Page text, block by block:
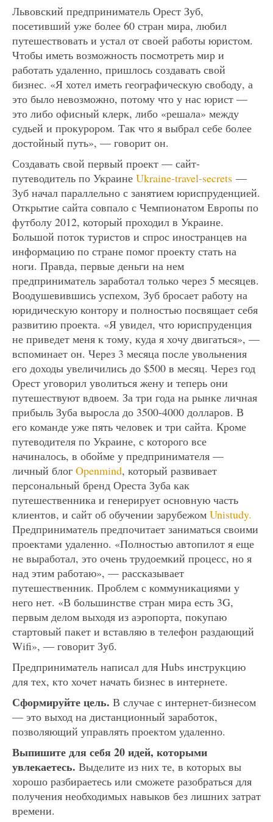
Львовский предприниматель Орест Зуб,
посетивший уже более 60 стран мира, любил
путешествовать и устал от своей работы юристом.
Чтобы иметь возможность посмотреть мир и
работать удаленно, пришлось создавать свой
бизнес. «Я хотел иметь географическую свободу, а
это было невозможно, потому что у нас юрист —
это либо офисный клерк, либо «решала» между
судьей и прокурором. Так что я выбрал себе более
достойный путь», — говорит он.
Создавать свой первый проект — сайт-
путеводитель по Украине Ukraine-travel-secrets —
Зуб начал параллельно с занятием юриспруденцией.
Открытие сайта совпало с Чемпионатом Европы по
футболу 2012, который проходил в Украине.
Большой поток туристов и спрос иностранцев на
информацию по стране помог проекту стать на
ноги. Правда, первые деньги на нем
предприниматель заработал только через 5 месяцев.
Воодушевившись успехом, Зуб бросает работу на
юридическую контору и полностью посвящает себя
развитию проекта. «Я увидел, что юриспруденция
не приведет меня к тому, куда я хочу двигаться», —
вспоминает он. Через 3 месяца после увольнения
его доходы увеличились до $500 в месяц. Через год
Орест уговорил уволиться жену и теперь они
путешествуют вдвоем. За три года на рынке личная
прибыль Зуба выросла до 3500-4000 долларов. В
его команде уже пять человек и три сайта. Кроме
путеводителя по Украине, с которого все
начиналось, в обойме у предпринимателя —
личный блог Openmind, который развивает
персональный бренд Ореста Зуба как
путешественника и генерирует основную часть
клиентов, и сайт об обучении зарубежом Unistudy.
Предприниматель предпочитает заниматься своими
проектами удаленно. «Полностью автопилот я еще
не выработал, это очень трудоемкий процесс, но я
над этим работаю», — рассказывает
путешественник. Проблем с коммуникациями у
него нет. «В большинстве стран мира есть 3G,
первым делом выходя из аэропорта, покупаю
стартовый пакет и вставляю в телефон раздающий
Wifi», — говорит Зуб.
Предприниматель написал для Hubs инструкцию
для тех, кто хочет начать бизнес в интернете.
Сформируйте цель. В случае с интернет-бизнесом
— это выход на дистанционный заработок,
позволяющий управлять проектом удаленно.
Выпишите для себя 20 идей, которыми
увлекаетесь. Выделите из них те, в которых вы
хорошо разбираетесь или сможете разобраться для
получения необходимых навыков без лишних затрат
времени.